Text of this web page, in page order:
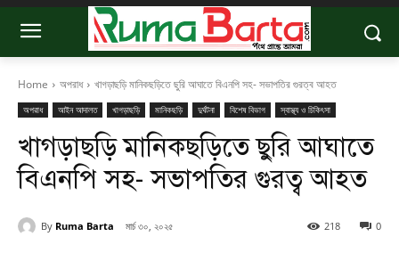
Home অপরাধ খাগড়াছড়ি মানিকছড়িতে ছুরি আঘাতে বিএনপি সহ- সভাপতির গুরত্ব আহত
অপরাধ আইন আদালত খাগড়াছড়ি মানিকছড়ি দুর্ঘটনা বিশেষ বিভাগ স্বাস্থ্য ও চিকিৎসা
খাগড়াছড়ি মানিকছড়িতে ছুরি আঘাতে
বিএনপি সহ- সভাপতির গুরত্ব আহত
By Ruma Barta মার্চ ৩০, ২০২৫ 0
218